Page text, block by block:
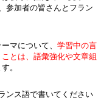
参加者の皆さんとフラン
マについて、 学習中の言
とは、語彙強化や文章組
。
ンス語で書いてください